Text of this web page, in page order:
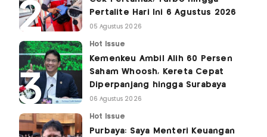
Pertalite Hari Ini 6 Agustus 2026
05 Agustus 2026
Hot Issue
Kemenkeu Ambil Alih 60 Persen
Saham Whoosh, Kereta Cepat
Diperpanjang hingga Surabaya
06 Agustus 2026
Hot Issue
Purbaya: Saya Menteri Keuangan